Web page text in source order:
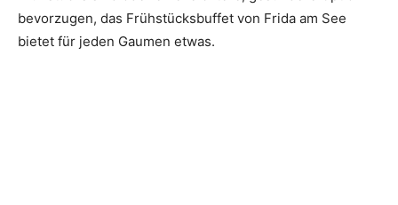
bevorzugen, das Frühstücksbuffet von Frida am See
bietet für jeden Gaumen etwas.